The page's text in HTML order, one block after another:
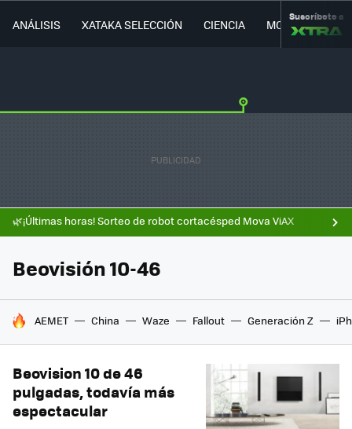
ANÁLISIS XATAKA SELECCIÓN CIENCIA MOVILIDAD
Suscríbete a
🌿¡Últimas horas! Sorteo de robot cortacésped Mova ViAX
Beovisión 10-46
HOY SE HABLA DE
AEMET China Waze Fallout Generación Z
Beovision 10 de 46
pulgadas, todavía más
espectacular